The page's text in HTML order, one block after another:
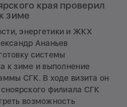
края проверил
зиме
энергетики и ЖКХ
Ананьев
системы
к зиме и выполнение
СГК. В ходе визита он
филиала СГК
возможность